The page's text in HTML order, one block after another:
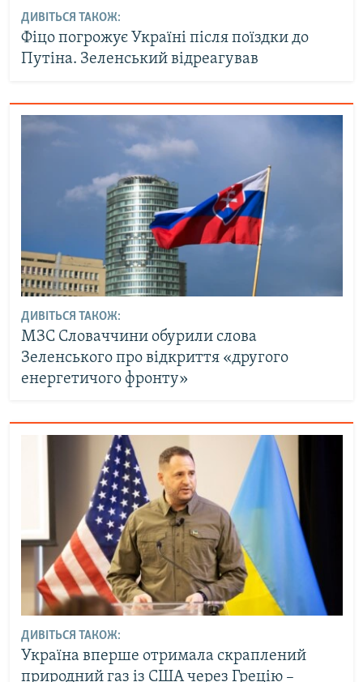
ДИВІТЬСЯ ТАКОЖ:
Фіцо погрожує Україні після поїздки до
Путіна. Зеленський відреагував
ДИВІТЬСЯ ТАКОЖ:
МЗС Словаччини обурили слова
Зеленського про відкриття «другого
енергетичого фронту»
ДИВІТЬСЯ ТАКОЖ:
Україна вперше отримала скраплений
природний газ із США через Грецію –